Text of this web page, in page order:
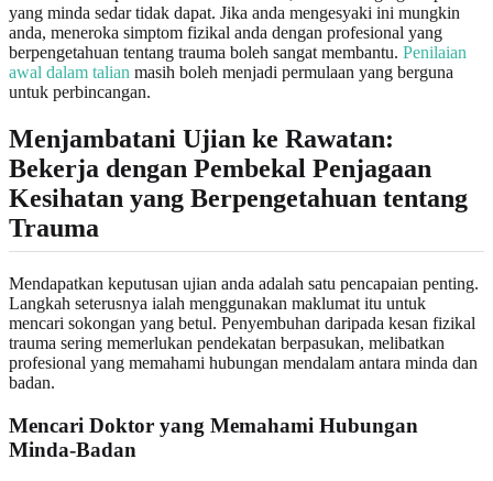
yang minda sedar tidak dapat. Jika anda mengesyaki ini mungkin
anda, meneroka simptom fizikal anda dengan profesional yang
berpengetahuan tentang trauma boleh sangat membantu. Penilaian
awal dalam talian masih boleh menjadi permulaan yang berguna
untuk perbincangan.
Menjambatani Ujian ke Rawatan:
Bekerja dengan Pembekal Penjagaan
Kesihatan yang Berpengetahuan tentang
Trauma
Mendapatkan keputusan ujian anda adalah satu pencapaian penting.
Langkah seterusnya ialah menggunakan maklumat itu untuk
mencari sokongan yang betul. Penyembuhan daripada kesan fizikal
trauma sering memerlukan pendekatan berpasukan, melibatkan
profesional yang memahami hubungan mendalam antara minda dan
badan.
Mencari Doktor yang Memahami Hubungan
Minda-Badan